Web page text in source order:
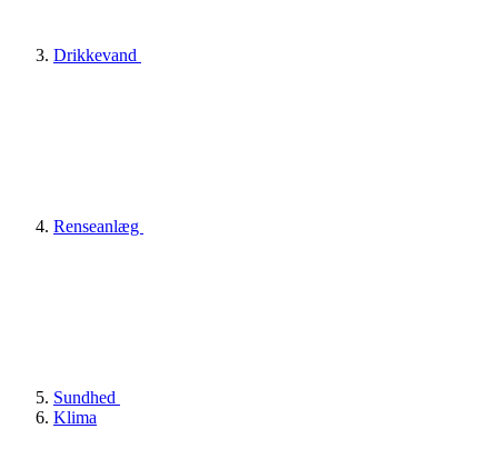
Drikkevand
Renseanlæg
Sundhed
Klima